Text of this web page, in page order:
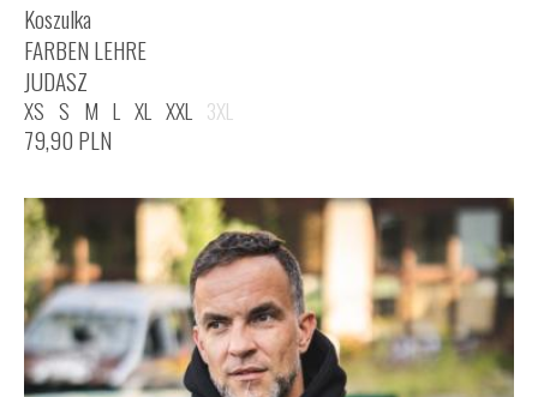
Koszulka
FARBEN LEHRE
JUDASZ
XS S M L XL XXL 3XL
79,90 PLN